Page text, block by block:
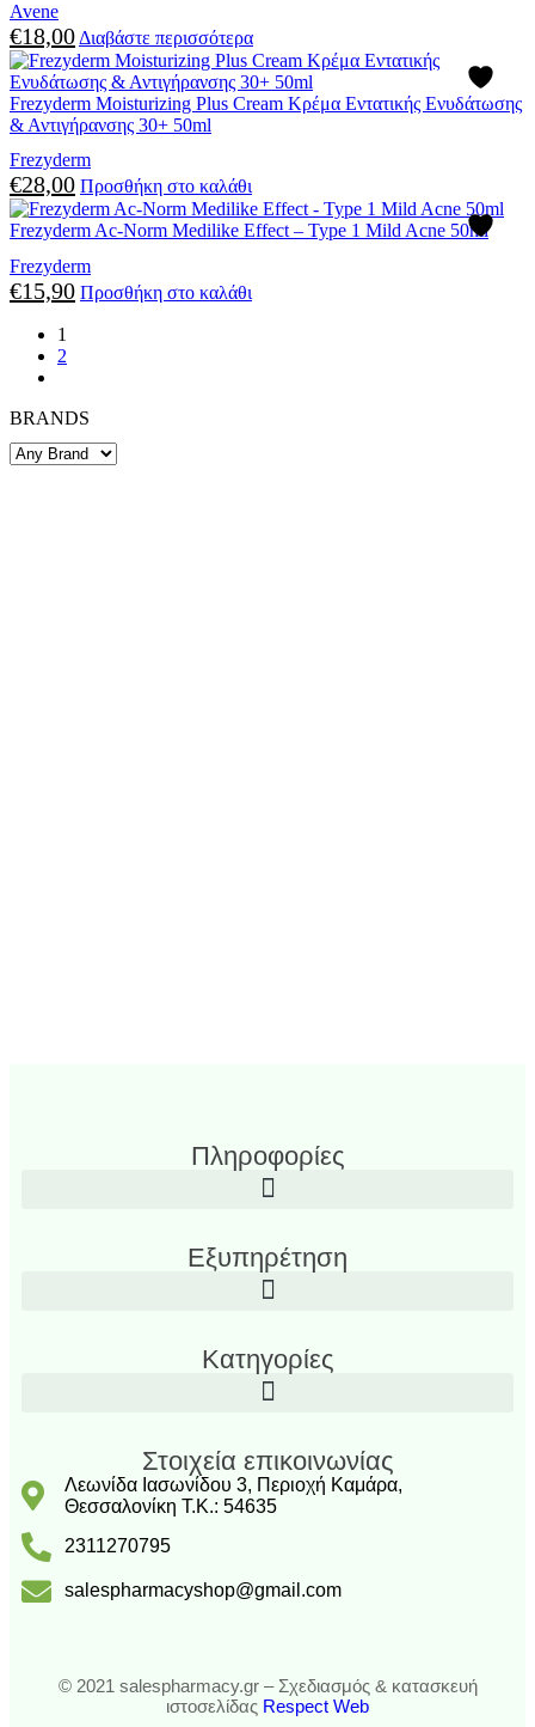
Avene
€18,00 Διαβάστε περισσότερα
Frezyderm Moisturizing Plus Cream Κρέμα Εντατικής Ενυδάτωσης
& Αντιγήρανσης 30+ 50ml
Frezyderm
€28,00 Προσθήκη στο καλάθι
Frezyderm Ac-Norm Medilike Effect – Type 1 Mild Acne 50ml
Frezyderm
€15,90 Προσθήκη στο καλάθι
1
2
BRANDS
Πληροφορίες
Εξυπηρέτηση
Κατηγορίες
Στοιχεία επικοινωνίας
Λεωνίδα Ιασωνίδου 3, Περιοχή Καμάρα,
Θεσσαλονίκη T.K.: 54635
2311270795
salespharmacyshop@gmail.com
© 2021 salespharmacy.gr – Σχεδιασμός & κατασκευή
ιστοσελίδας Respect Web